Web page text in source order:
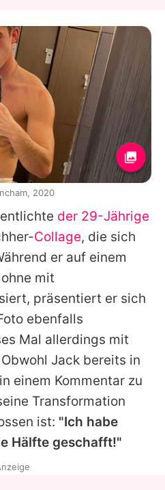
der 29-Jährige
Collage, die sich
er auf einem
mit
präsentiert er sich
ebenfalls
Mal allerdings mit
Jack bereits in
einem Kommentar zu
Transformation
ist: "Ich habe
Hälfte geschafft!"
2020